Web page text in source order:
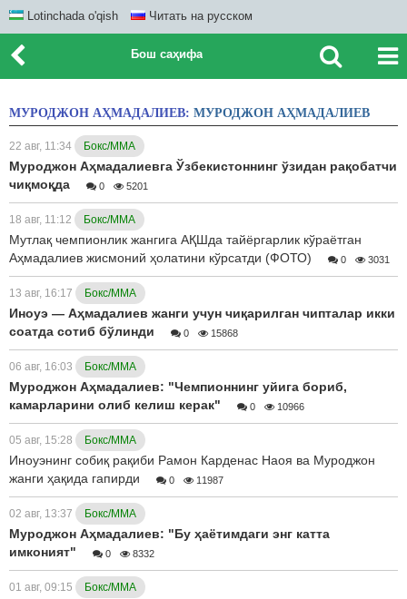
Lotinchada o'qish Читать на русском
Бош саҳифа
МУРОДЖОН АҲМАДАЛИЕВ: МУРОДЖОН АҲМАДАЛИЕВ
22 авг, 11:34 Бокс/ММА
Муроджон Аҳмадалиевга Ўзбекистоннинг ўзидан рақобатчи
чиқмоқда
0 5201
18 авг, 11:12 Бокс/ММА
Мутлақ чемпионлик жангига АҚШда тайёргарлик кўраётган
Аҳмадалиев жисмоний ҳолатини кўрсатди (ФОТО)
0 3031
13 авг, 16:17 Бокс/ММА
Иноуэ — Аҳмадалиев жанги учун чиқарилган чипталар икки
соатда сотиб бўлинди
0 15868
06 авг, 16:03 Бокс/ММА
Муроджон Аҳмадалиев: "Чемпионнинг уйига бориб,
камарларини олиб келиш керак"
0 10966
05 авг, 15:28 Бокс/ММА
Иноуэнинг собиқ рақиби Рамон Карденас Наоя ва Муроджон
жанги ҳақида гапирди
0 11987
02 авг, 13:37 Бокс/ММА
Муроджон Аҳмадалиев: "Бу ҳаётимдаги энг катта
имконият"
0 8332
01 авг, 09:15 Бокс/ММА